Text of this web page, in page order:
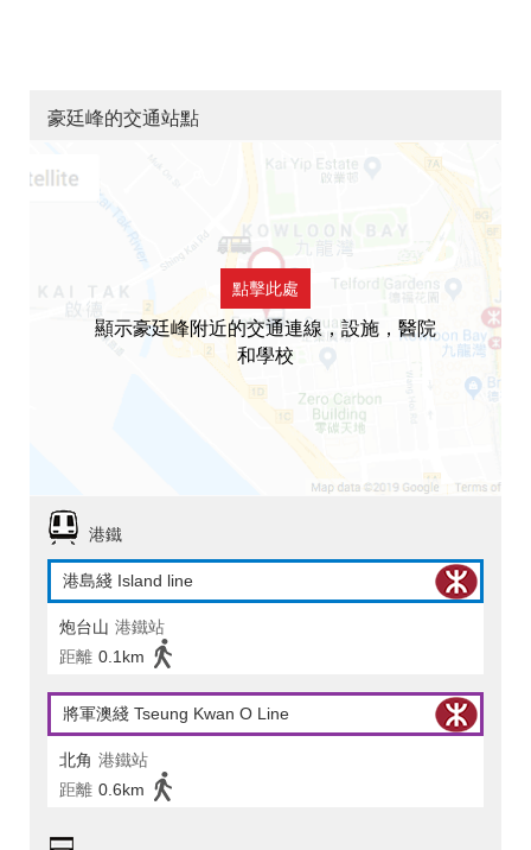
豪廷峰的交通站點
點擊此處
顯示豪廷峰附近的交通連線，設施，醫院
和學校
港鐵
港島綫 Island line
炮台山 港鐵站
距離 0.1km
將軍澳綫 Tseung Kwan O Line
北角 港鐵站
距離 0.6km